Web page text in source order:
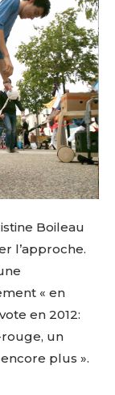
Boileau
l’approche.
« en
en 2012:
rouge, un
plus ».